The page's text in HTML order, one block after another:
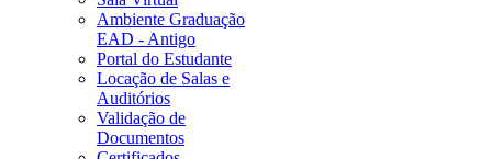
Ambiente Graduação
EAD - Antigo
Portal do Estudante
Locação de Salas e
Auditórios
Validação de
Documentos